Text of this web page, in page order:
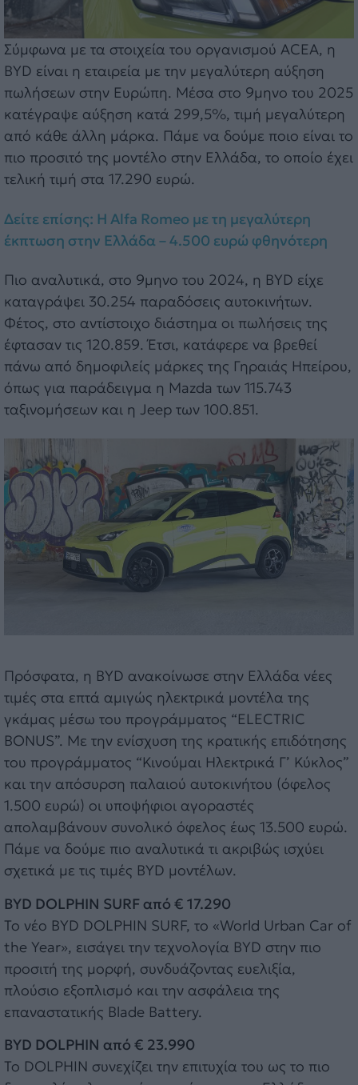
Σύμφωνα με τα στοιχεία του οργανισμού ACEA, η
BYD είναι η εταιρεία με την μεγαλύτερη αύξηση
πωλήσεων στην Ευρώπη. Μέσα στο 9μηνο του 2025
κατέγραψε αύξηση κατά 299,5%, τιμή μεγαλύτερη
από κάθε άλλη μάρκα. Πάμε να δούμε ποιο είναι το
πιο προσιτό της μοντέλο στην Ελλάδα, το οποίο έχει
τελική τιμή στα 17.290 ευρώ.
Δείτε επίσης: H Alfa Romeo με τη μεγαλύτερη
έκπτωση στην Ελλάδα – 4.500 ευρώ φθηνότερη
Πιο αναλυτικά, στο 9μηνο του 2024, η BYD είχε
καταγράψει 30.254 παραδόσεις αυτοκινήτων.
Φέτος, στο αντίστοιχο διάστημα οι πωλήσεις της
έφτασαν τις 120.859. Έτσι, κατάφερε να βρεθεί
πάνω από δημοφιλείς μάρκες της Γηραιάς Ηπείρου,
όπως για παράδειγμα η Mazda των 115.743
ταξινομήσεων και η Jeep των 100.851.
Πρόσφατα, η BYD ανακοίνωσε στην Ελλάδα νέες
τιμές στα επτά αμιγώς ηλεκτρικά μοντέλα της
γκάμας μέσω του προγράμματος “ELECTRIC
BONUS”. Με την ενίσχυση της κρατικής επιδότησης
του προγράμματος “Κινούμαι Ηλεκτρικά Γ’ Κύκλος”
και την απόσυρση παλαιού αυτοκινήτου (όφελος
1.500 ευρώ) οι υποψήφιοι αγοραστές
απολαμβάνουν συνολικό όφελος έως 13.500 ευρώ.
Πάμε να δούμε πιο αναλυτικά τι ακριβώς ισχύει
σχετικά με τις τιμές BYD μοντέλων.
BYD DOLPHIN SURF από € 17.290
Το νέο BYD DOLPHIN SURF, το «World Urban Car of
the Year», εισάγει την τεχνολογία BYD στην πιο
προσιτή της μορφή, συνδυάζοντας ευελιξία,
πλούσιο εξοπλισμό και την ασφάλεια της
επαναστατικής Blade Battery.
BYD DOLPHIN από € 23.990
Το DOLPHIN συνεχίζει την επιτυχία του ως το πιο